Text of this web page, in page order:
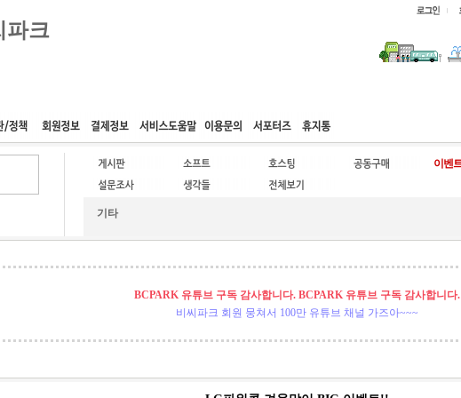
속도패치 웹호스팅 공동구매 고객센터
기타
BCPARK 유튜브 구독 감사합니다. BCPARK 유튜브 구독 감사합니다.
비씨파크 회원 뭉쳐서 100만 유튜브 채널 가즈아~~~